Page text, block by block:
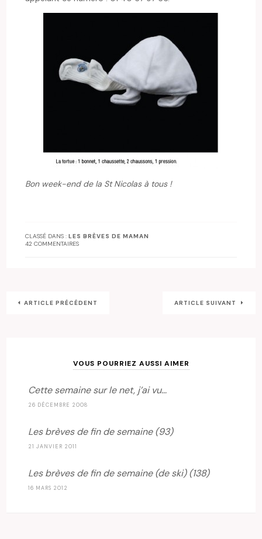
Bon week-end de la St Nicolas à tous !
CLASSÉ DANS :LES BRÈVES DE MAMAN
42 COMMENTAIRES
ARTICLE PRÉCÉDENT ARTICLE SUIVANT
VOUS POURRIEZ AUSSI AIMER
Cette semaine sur le net, j’ai vu…
26 DÉCEMBRE 2008
Les brèves de fin de semaine (93)
21 JANVIER 2011
Les brèves de fin de semaine (de ski) (138)
16 MARS 2012